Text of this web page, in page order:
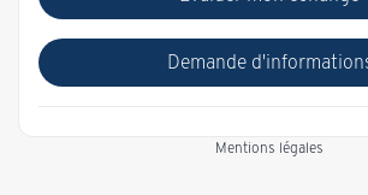
Demande
Mentions légales